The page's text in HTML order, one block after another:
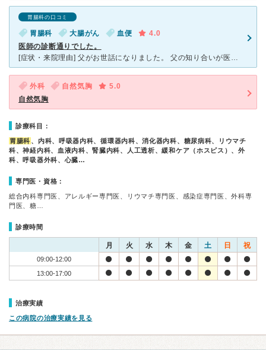
胃腸科の口コミ
胃腸科 大腸がん 血便
4.0
医師の診断通りでした。
[症状・来院理由] 父がお世話になりました。 父の知り合いが医者として天心堂に勤務していた為、受診しました。 長い間、血便が続いていましたが、血便以外に他の症状がなかった為なかなか受診しませんで
外科 自然気胸
5.0
自然気胸
診療科目：
胃腸科 、内科、呼吸器内科、循環器内科、消化器内科、糖尿病科、リウマチ
科、神経内科、血液内科、腎臓内科、人工透析、緩和ケア（ホスピス）、外
科、呼吸器外科、心臓…
専門医・資格：
総合内科専門医、アレルギー専門医、リウマチ専門医、感染症専門医、外科専
門医、糖…
診療時間
月 火 水 木 金 土 日 祝
09:00-12:00
13:00-17:00
治療実績
この病院の治療実績を見る